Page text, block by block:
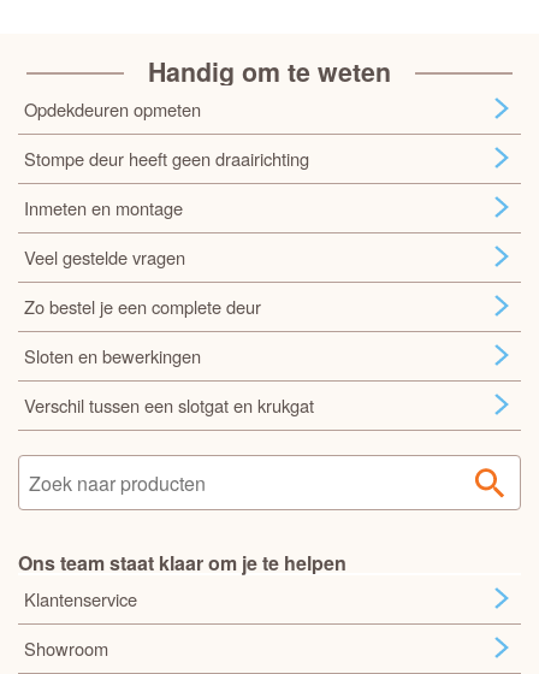
Handig om te weten
Opdekdeuren opmeten
Stompe deur heeft geen draairichting
Inmeten en montage
Veel gestelde vragen
Zo bestel je een complete deur
Sloten en bewerkingen
Verschil tussen een slotgat en krukgat
Ons team staat klaar om je te helpen
Klantenservice
Showroom